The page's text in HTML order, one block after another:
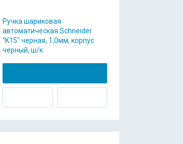
Ручка шариковая
автоматическая Schneider
"K15" черная, 1,0мм, корпус
черный, ш/к